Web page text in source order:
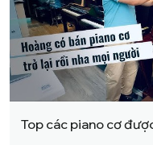
Top các piano cơ